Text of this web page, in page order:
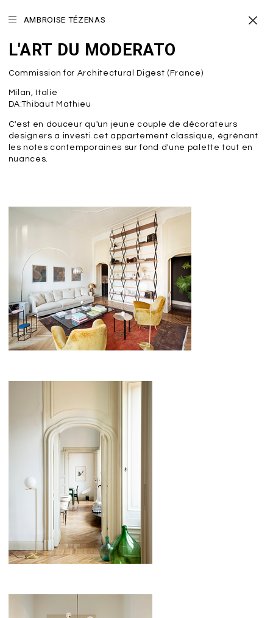
AMBROISE TÉZENAS
L'ART DU MODERATO
Commission for Architectural Digest (France)
Milan, Italie
DA:Thibaut Mathieu
C'est en douceur qu'un jeune couple de décorateurs
designers a investi cet appartement classique, égrénant
les notes contemporaines sur fond d'une palette tout en
nuances.